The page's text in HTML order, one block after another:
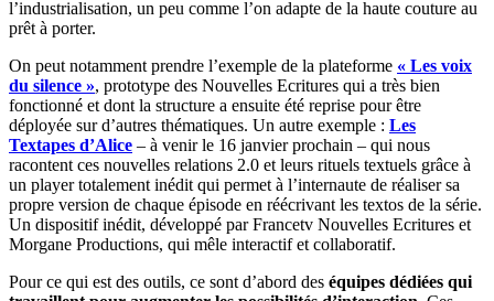
l’industrialisation, un peu comme l’on adapte de la haute couture au
prêt à porter.
On peut notamment prendre l’exemple de la plateforme « Les voix
du silence », prototype des Nouvelles Ecritures qui a très bien
fonctionné et dont la structure a ensuite été reprise pour être
déployée sur d’autres thématiques. Un autre exemple : Les
Textapes d’Alice – à venir le 16 janvier prochain – qui nous
racontent ces nouvelles relations 2.0 et leurs rituels textuels grâce à
un player totalement inédit qui permet à l’internaute de réaliser sa
propre version de chaque épisode en réécrivant les textos de la série.
Un dispositif inédit, développé par Francetv Nouvelles Ecritures et
Morgane Productions, qui mêle interactif et collaboratif.
Pour ce qui est des outils, ce sont d’abord des équipes dédiées qui